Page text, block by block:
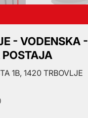
- VODENSKA -
1B, 1420 TRBOVLJE